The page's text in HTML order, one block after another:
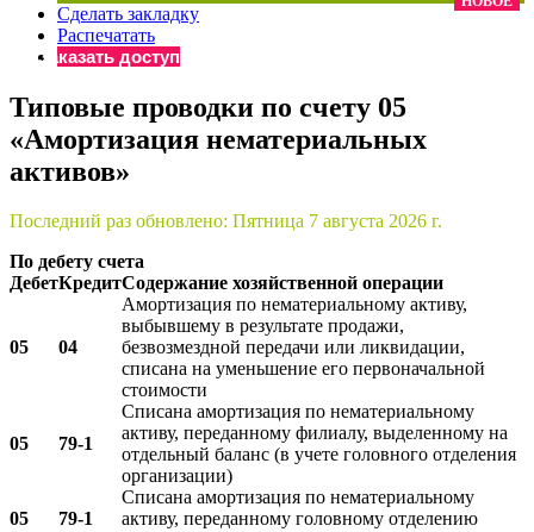
Бератор
«Практическая энциклопедия бухгалтера»
«Нормативные акты для бухгалтера»
Материалы электронного журнала
«Практическая бухгалтерия»
Онлайн-сервисы «Учетная политика» и «Алгоритмы для
Просто заполните форму, и мы вышлем вам на почту
Сделать закладку
Распечатать
Заказать доступ
Типовые проводки по счету 05
«Амортизация нематериальных
активов»
Последний раз обновлено: Пятница 7 августа 2026 г.
По дебету счета
ДебетКредитСодержание хозяйственной операции
05 04
Амортизация по нематериальному активу,
выбывшему в результате продажи,
безвозмездной передачи или ликвидации,
списана на уменьшение его первоначальной
стоимости
05 79-1
Списана амортизация по нематериальному
активу, переданному филиалу, выделенному на
отдельный баланс (в учете головного отделения
организации)
05 79-1
Списана амортизация по нематериальному
активу, переданному головному отделению